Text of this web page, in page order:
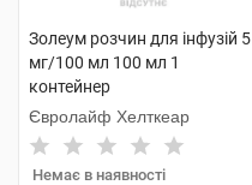
Золеум розчин для інфузій 5
мг/100 мл 100 мл 1
контейнер
Євролайф Хелткеар
Немає в наявності